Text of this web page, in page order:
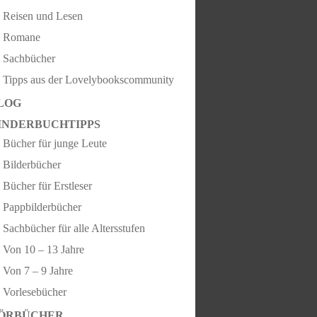
Reisen und Lesen
Romane
Sachbücher
Tipps aus der Lovelybookscommunity
Bücher für junge Leute
Bilderbücher
Bücher für Erstleser
Pappbilderbücher
Sachbücher für alle Altersstufen
Von 10 – 13 Jahre
Von 7 – 9 Jahre
Vorlesebücher